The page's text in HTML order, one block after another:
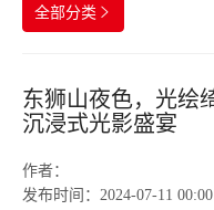
全部分类 
东狮山夜色，光
沉浸式光影盛宴
作者：
发布时间： 2024-07-11 00:00